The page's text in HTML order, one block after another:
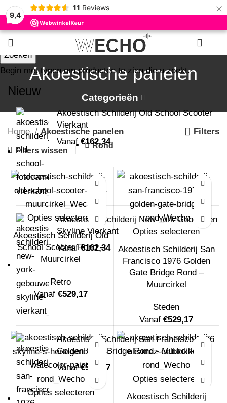
9,4
11 Reviews ×
Akoestische panelen
Categorieën
Home Akoestische panelen Filters
Filters wissen
Rond
Opties selecteren
Akoestisch Schilderij Old
School Scooter Rond –
Muurcirkel
Retro
Vanaf €529,17
Opties selecteren
Akoestisch Schilderij San
Francisco 1976 Golden
Gate Bridge Rond –
Muurcirkel
Steden
Vanaf€529,17
Opties selecteren
Opties selecteren
Akoestisch Schilderij
Zoeken
Begin met typen om producten te zien die u zoekt.
Nieuw
Akoestisch Schilderij Old School Scooter
Vierkant
Vanaf €162,34
Akoestisch Schilderij New York Gebouwen
Skyline Vierkant
Vanaf€162,34
Akoestisch Schilderij San Francisco 1976
Golden Gate Bridge Rond - Muurcirkel
Vanaf€529,17